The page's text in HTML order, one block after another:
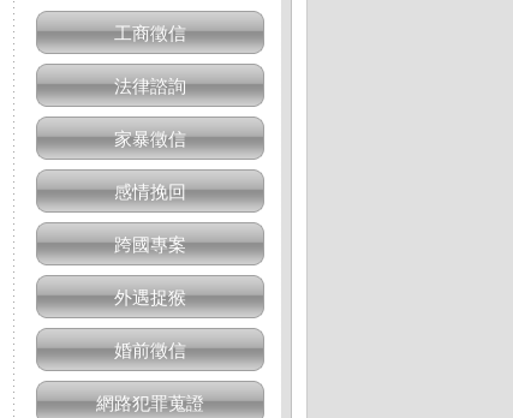
工商徵信
法律諮詢
家暴徵信
感情挽回
跨國專案
外遇捉猴
婚前徵信
網路犯罪蒐證